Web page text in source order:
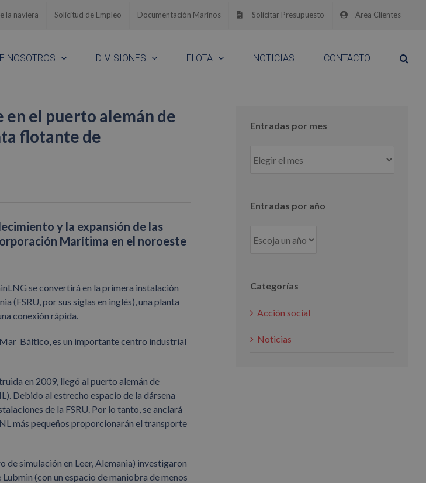
la naviera Solicitud de Empleo Documentación Marinos Solicitar Presupuesto Área Clientes
NOSOTROS DIVISIONES FLOTA NOTICIAS CONTACTO
en el puerto alemán de
flotante de
y la expansión de las
Marítima en el noroeste
se convertirá en la primera instalación
(FSRU, por sus siglas en inglés), una planta
conexión rápida.
Báltico, es un importante centro industrial
en 2009, llegó al puerto alemán de
Debido al estrecho espacio de la dársena
de la FSRU. Por lo tanto, se anclará
más pequeños proporcionarán el transporte
simulación en Leer, Alemania) investigaron
(con un espacio de maniobra de menos
Entradas por mes
por
Entradas por año
Categorías
Acción social
Noticias